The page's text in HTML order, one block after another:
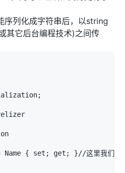
序列化成字符串后，以string
其它后台编程技术)之间传
{ set; get; }//这里我们利